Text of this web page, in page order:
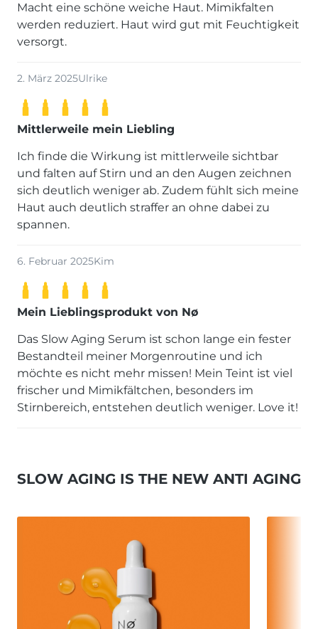
Macht eine schöne weiche Haut. Mimikfalten
werden reduziert. Haut wird gut mit Feuchtigkeit
versorgt.
2. März 2025Ulrike
Mittlerweile mein Liebling
Ich finde die Wirkung ist mittlerweile sichtbar
und falten auf Stirn und an den Augen zeichnen
sich deutlich weniger ab. Zudem fühlt sich meine
Haut auch deutlich straffer an ohne dabei zu
spannen.
6. Februar 2025Kim
Mein Lieblingsprodukt von Nø
Das Slow Aging Serum ist schon lange ein fester
Bestandteil meiner Morgenroutine und ich
möchte es nicht mehr missen! Mein Teint ist viel
frischer und Mimikfältchen, besonders im
Stirnbereich, entstehen deutlich weniger. Love it!
SLOW AGING IS THE NEW ANTI AGING